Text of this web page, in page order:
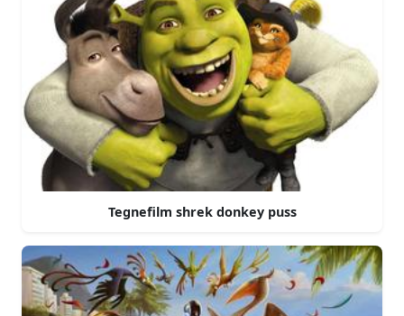
Tegnefilm shrek donkey puss